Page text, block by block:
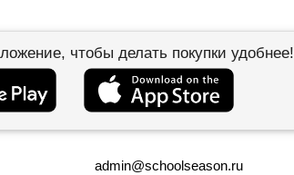
чтобы делать покупки удобнее!
admin@schoolseason.ru